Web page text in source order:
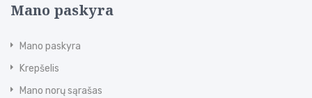
Mano paskyra
Mano paskyra
Krepšelis
Mano norų sąrašas